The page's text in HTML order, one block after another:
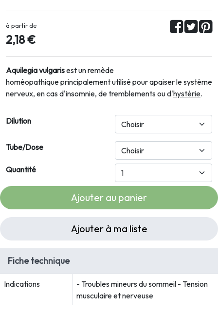
à partir de
2,18 €
Aquilegia vulgarisest un remède
homéopathique principalement utilisé pour apaiser le système
nerveux, en cas d'insomnie, de tremblements ou d'hystérie.
Dilution
Tube/Dose
Quantité
Ajouter au panier
Ajouter à ma liste
Fiche technique
Indications
- Troubles mineurs du sommeil - Tension
musculaire et nerveuse